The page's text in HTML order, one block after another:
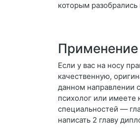
которым
Если у вас на носу
качественную,
данном направлении
психолог или имеете
специальностей —
написать 2 главу